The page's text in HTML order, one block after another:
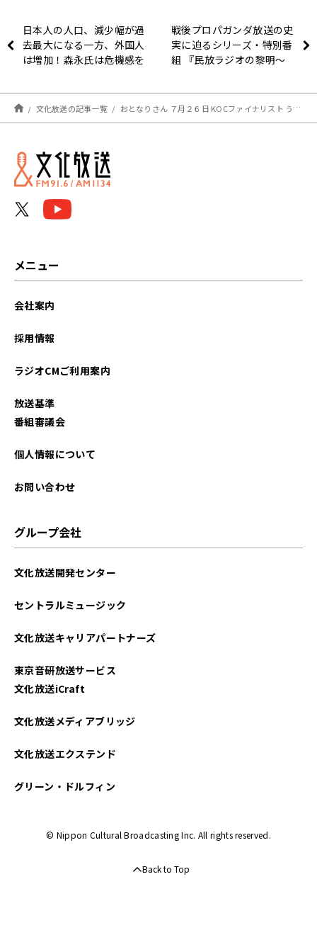
日本人の人口、減少幅が過
去最大になる一方、外国人
は増加！森永氏は危機感を
戦後プロパガンダ放送の史
実に迫るシリーズ・特別番
組 『民放ラジオの黎明～
ベイシー） が聞こえる』 8
月3日（木）午後8時00分
～放送
文化放送の記事一覧 おとなりさん ７月２６日 KOCファイナリスト うるとらブギーズがコント生披露！
メニュー
会社案内
採用情報
ラジオCMご利用案内
放送基準
番組審議会
個人情報について
お問い合わせ
グループ会社
文化放送開発センター
セントラルミュージック
文化放送キャリアパートナーズ
東京音研放送サービス
文化放送iCraft
文化放送メディアブリッジ
文化放送エクステンド
グリーン・ドルフィン
© Nippon Cultural Broadcasting Inc. All rights reserved.
Back to Top